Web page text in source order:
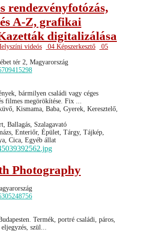
rendezvényfotózás,
A-Z, grafikai
digitalizálása
videós 04 Képszerkesztő
05
tér 2, Magyarország
bármilyen családi vagy céges
filmes megörökítése. Fix ...
Kismama, Baba, Gyerek, Keresztelő,
Ballagás, Szalagavató
Enteriőr, Épület, Tárgy, Tájkép,
Cica, Egyéb állat
Photography
Termék, portré családi, páros,
szül...